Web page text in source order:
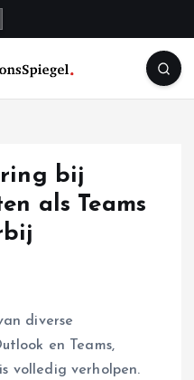
bij
als Teams
diverse
en Teams,
volledig verholpen.